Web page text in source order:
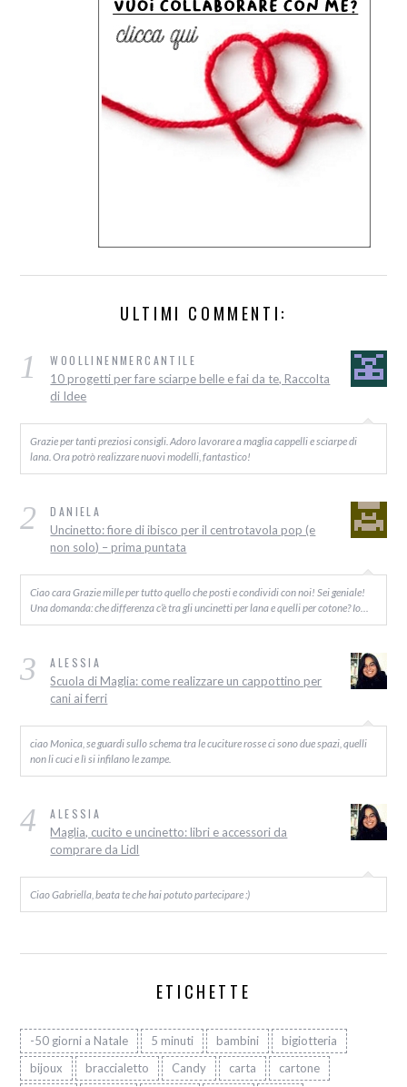
ULTIMI COMMENTI:
1 WOOLLINENMERCANTILE
10 progetti per fare sciarpe belle e fai da te, Raccolta
di Idee
Grazie per tanti preziosi consigli. Adoro lavorare a maglia cappelli e sciarpe di
lana. Ora potrò realizzare nuovi modelli, fantastico!
2 DANIELA
Uncinetto: fiore di ibisco per il centrotavola pop (e
non solo) – prima puntata
Ciao cara Grazie mille per tutto quello che posti e condividi con noi! Sei geniale!
Una domanda: che differenza c’è tra gli uncinetti per lana e quelli per cotone? Io…
3 ALESSIA
Scuola di Maglia: come realizzare un cappottino per
cani ai ferri
ciao Monica, se guardi sullo schema tra le cuciture rosse ci sono due spazi, quelli
non li cuci e lì si infilano le zampe.
4 ALESSIA
Maglia, cucito e uncinetto: libri e accessori da
comprare da Lidl
Ciao Gabriella, beata te che hai potuto partecipare :)
ETICHETTE
-50 giorni a Natale 5 minuti bambini
bigiotteria
bijoux
braccialetto Candy carta
cartone